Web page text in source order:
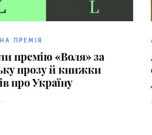
ПРЕМІЯ
премію «Воля» за
прозу й книжки
про Україну